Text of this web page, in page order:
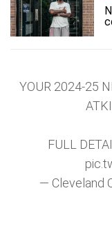
YOUR 2024-25
FULL
— Cleveland